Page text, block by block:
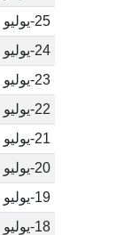
25-يوليو
24-يوليو
23-يوليو
22-يوليو
21-يوليو
20-يوليو
19-يوليو
18-يوليو